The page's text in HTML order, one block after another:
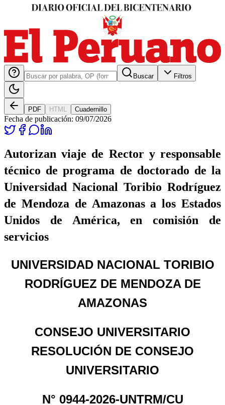
Buscar Filtros
PDF HTML Cuadernillo
Fecha de publicación: 09/07/2026
Autorizan viaje de Rector y responsable
técnico de programa de doctorado de la
Universidad Nacional Toribio Rodríguez
de Mendoza de Amazonas a los Estados
Unidos de América, en comisión de
servicios
UNIVERSIDAD NACIONAL TORIBIO
RODRÍGUEZ DE MENDOZA DE
AMAZONAS
CONSEJO UNIVERSITARIO
RESOLUCIÓN DE CONSEJO
UNIVERSITARIO
N° 0944-2026-UNTRM/CU